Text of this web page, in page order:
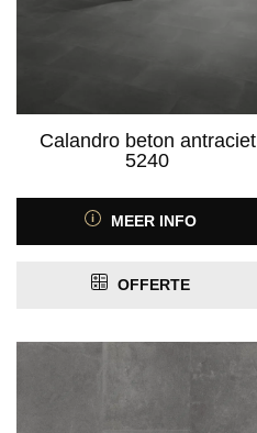
Calandro beton antraciet
5240
MEER INFO
OFFERTE